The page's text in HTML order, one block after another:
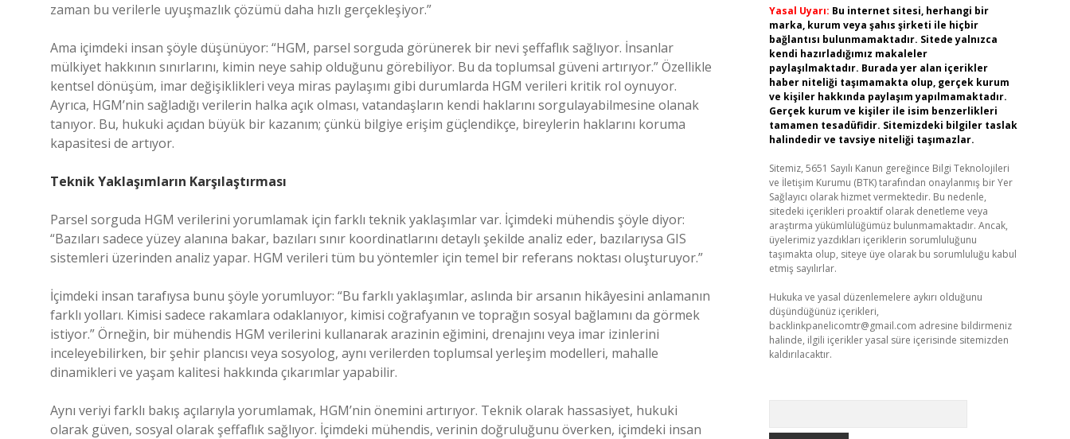
zaman bu verilerle uyuşmazlık çözümü daha hızlı gerçekleşiyor.”
Ama içimdeki insan şöyle düşünüyor: “HGM, parsel sorguda görünerek bir nevi şeffaflık sağlıyor. İnsanlar
mülkiyet hakkının sınırlarını, kimin neye sahip olduğunu görebiliyor. Bu da toplumsal güveni artırıyor.” Özellikle
kentsel dönüşüm, imar değişiklikleri veya miras paylaşımı gibi durumlarda HGM verileri kritik rol oynuyor.
Ayrıca, HGM’nin sağladığı verilerin halka açık olması, vatandaşların kendi haklarını sorgulayabilmesine olanak
tanıyor. Bu, hukuki açıdan büyük bir kazanım; çünkü bilgiye erişim güçlendikçe, bireylerin haklarını koruma
kapasitesi de artıyor.
Teknik Yaklaşımların Karşılaştırması
Parsel sorguda HGM verilerini yorumlamak için farklı teknik yaklaşımlar var. İçimdeki mühendis şöyle diyor:
“Bazıları sadece yüzey alanına bakar, bazıları sınır koordinatlarını detaylı şekilde analiz eder, bazılarıysa GIS
sistemleri üzerinden analiz yapar. HGM verileri tüm bu yöntemler için temel bir referans noktası oluşturuyor.”
İçimdeki insan tarafıysa bunu şöyle yorumluyor: “Bu farklı yaklaşımlar, aslında bir arsanın hikâyesini anlamanın
farklı yolları. Kimisi sadece rakamlara odaklanıyor, kimisi coğrafyanın ve toprağın sosyal bağlamını da görmek
istiyor.” Örneğin, bir mühendis HGM verilerini kullanarak arazinin eğimini, drenajını veya imar izinlerini
inceleyebilirken, bir şehir plancısı veya sosyolog, aynı verilerden toplumsal yerleşim modelleri, mahalle
dinamikleri ve yaşam kalitesi hakkında çıkarımlar yapabilir.
Aynı veriyi farklı bakış açılarıyla yorumlamak, HGM’nin önemini artırıyor. Teknik olarak hassasiyet, hukuki
olarak güven, sosyal olarak şeffaflık sağlıyor. İçimdeki mühendis, verinin doğruluğunu överken, içimdeki insan
Yasal Uyarı: Bu internet sitesi, herhangi bir
marka, kurum veya şahıs şirketi ile hiçbir
bağlantısı bulunmamaktadır. Sitede yalnızca
kendi hazırladığımız makaleler
paylaşılmaktadır. Burada yer alan içerikler
haber niteliği taşımamakta olup, gerçek kurum
ve kişiler hakkında paylaşım yapılmamaktadır.
Gerçek kurum ve kişiler ile isim benzerlikleri
tamamen tesadüfidir. Sitemizdeki bilgiler taslak
halindedir ve tavsiye niteliği taşımazlar.
Sitemiz, 5651 Sayılı Kanun gereğince Bilgi Teknolojileri
ve İletişim Kurumu (BTK) tarafından onaylanmış bir Yer
Sağlayıcı olarak hizmet vermektedir. Bu nedenle,
sitedeki içerikleri proaktif olarak denetleme veya
araştırma yükümlülüğümüz bulunmamaktadır. Ancak,
üyelerimiz yazdıkları içeriklerin sorumluluğunu
taşımakta olup, siteye üye olarak bu sorumluluğu kabul
etmiş sayılırlar.
Hukuka ve yasal düzenlemelere aykırı olduğunu
düşündüğünüz içerikleri,
backlinkpanelicomtr@gmail.com adresine bildirmeniz
halinde, ilgili içerikler yasal süre içerisinde sitemizden
kaldırılacaktır.